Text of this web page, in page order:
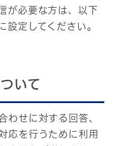
が必要な方は、以下
設定してください。
いて
わせに対する回答、
応を行うために利用